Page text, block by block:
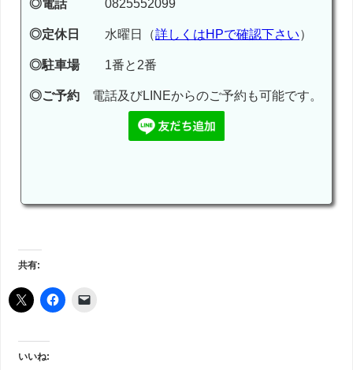
◎電話0825552099
◎定休日 水曜日（詳しくはHPで確認下さい）
◎駐車場1番と2番
◎ご予約 電話及びLINEからのご予約も可能です。
共有:
いいね: